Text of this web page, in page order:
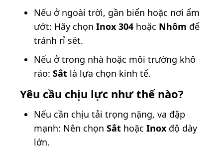
Nếu ở ngoài trời, gần biển hoặc nơi ẩm
ướt: Hãy chọn Inox 304 hoặc Nhôm để
tránh rỉ sét.
Nếu ở trong nhà hoặc môi trường khô
ráo: Sắt là lựa chọn kinh tế.
Yêu cầu chịu lực như thế nào?
Nếu cần chịu tải trọng nặng, va đập
mạnh: Nên chọn Sắt hoặc Inox độ dày
lớn.